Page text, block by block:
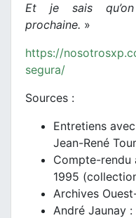
Et je sais qu’on
prochaine. »
https://
segura/
Sources :
Entretiens
Jean-René
Compte-rendu
1995
Archives
André Jaunay